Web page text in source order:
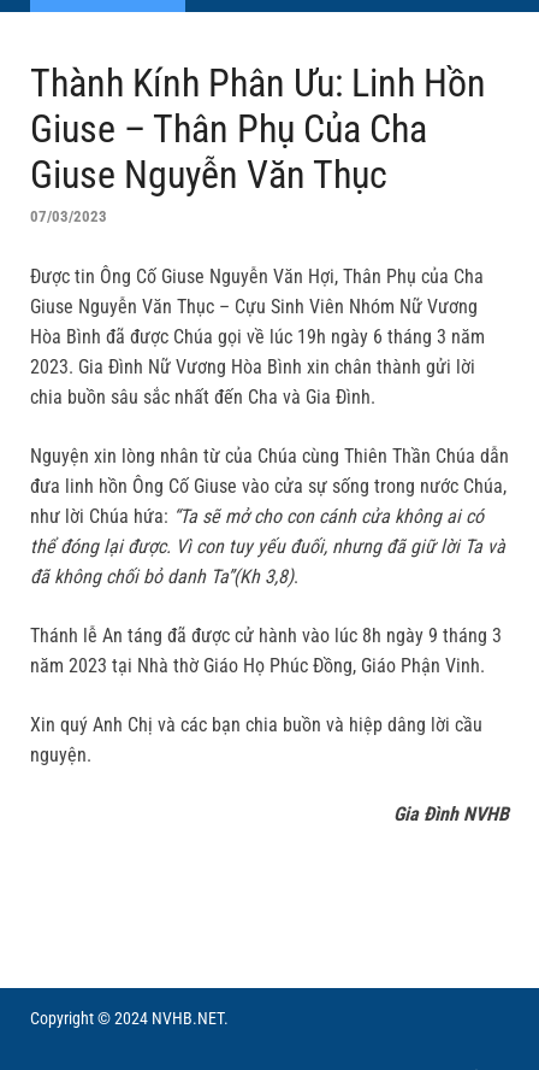
Thành Kính Phân Ưu: Linh Hồn
Giuse – Thân Phụ Của Cha
Giuse Nguyễn Văn Thục
07/03/2023
Được tin Ông Cố Giuse Nguyễn Văn Hợi, Thân Phụ của Cha
Giuse Nguyễn Văn Thục – Cựu Sinh Viên Nhóm Nữ Vương
Hòa Bình đã được Chúa gọi về lúc 19h ngày 6 tháng 3 năm
2023. Gia Đình Nữ Vương Hòa Bình xin chân thành gửi lời
chia buồn sâu sắc nhất đến Cha và Gia Đình.
Nguyện xin lòng nhân từ của Chúa cùng Thiên Thần Chúa dẫn
đưa linh hồn Ông Cố Giuse vào cửa sự sống trong nước Chúa,
như lời Chúa hứa: “Ta sẽ mở cho con cánh cửa không ai có
thể đóng lại được. Vì con tuy yếu đuối, nhưng đã giữ lời Ta và
đã không chối bỏ danh Ta”(Kh 3,8).
Thánh lễ An táng đã được cử hành vào lúc 8h ngày 9 tháng 3
năm 2023 tại Nhà thờ Giáo Họ Phúc Đồng, Giáo Phận Vinh.
Xin quý Anh Chị và các bạn chia buồn và hiệp dâng lời cầu
nguyện.
Gia Đình NVHB
Copyright © 2024 NVHB.NET.